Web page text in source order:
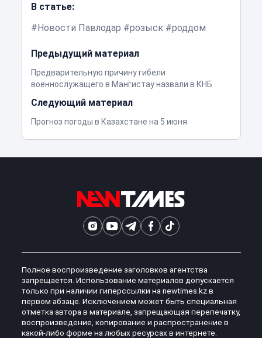
В статье:
Новости Павлодар
розыск роддом
Предыдущий материал
Предварительную причину гибели
военнослужащего в Мангистау назвали в КНБ
Следующий материал
Прогноз погоды в Казахстане на 5 июня
Полное воспроизведение заголовков агентства
запрещается. Использование материалов допускается
только при наличии гиперссылки на newtimes.kz в
первом абзаце. Исключением может быть специальная
отметка автора в материале, запрещающая перепечатку,
воспроизведение, копирование и распространение в
какой-либо форме на любых ресурсах в интернете.